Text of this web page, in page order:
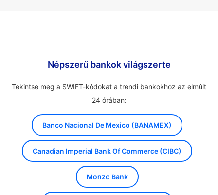
Népszerű bankok világszerte
Tekintse meg a SWIFT-kódokat a trendi bankokhoz az elmúlt
24 órában:
Banco Nacional De Mexico (BANAMEX)
Canadian Imperial Bank Of Commerce (CIBC)
Monzo Bank